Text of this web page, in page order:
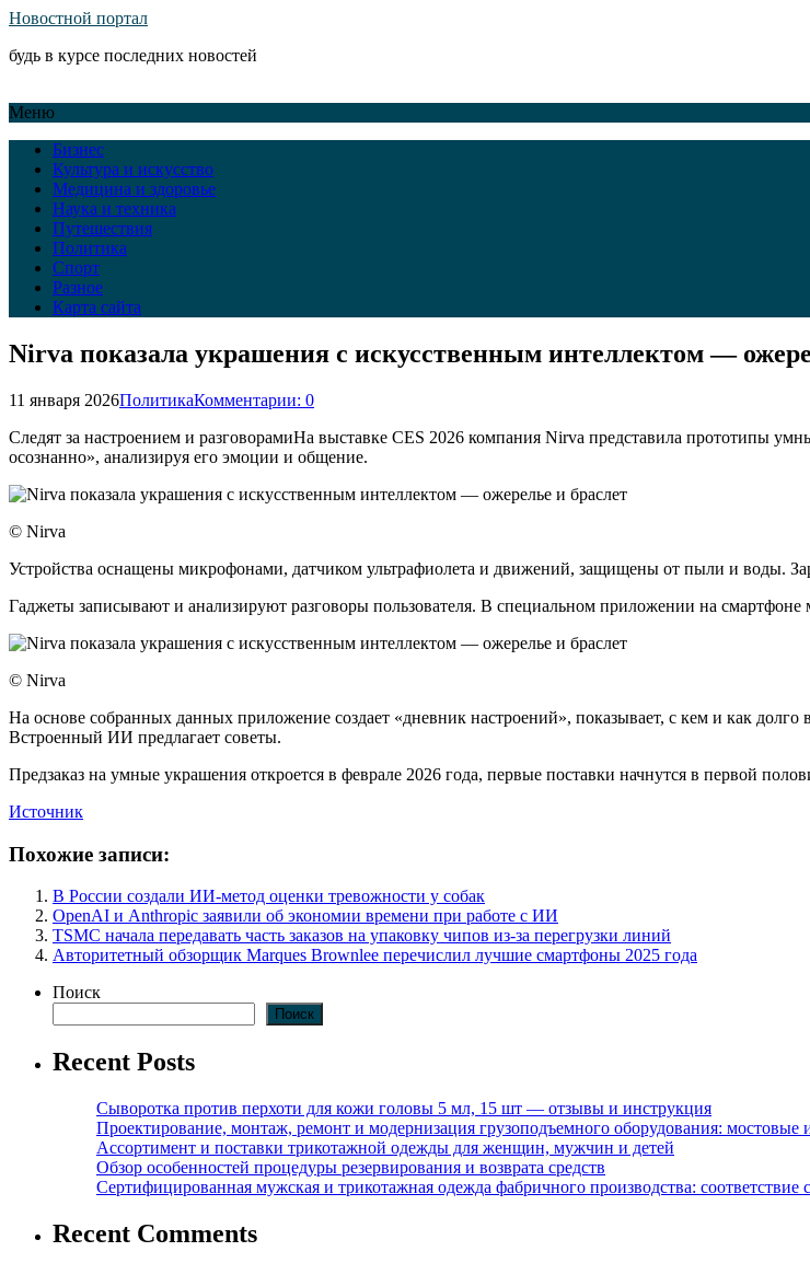
Новостной портал
будь в курсе последних новостей
Меню
Бизнес
Культура и искусство
Медицина и здоровье
Наука и техника
Путешествия
Политика
Спорт
Разное
Карта сайта
Nirva показала украшения с искусственным интеллектом —
11 января 2026ПолитикаКомментарии: 0
Следят за настроением и разговорамиНа выставке CES 2026 компания Nirva представила прототипы
осознанно», анализируя его эмоции и общение.
© Nirva
Устройства оснащены микрофонами, датчиком ультрафиолета и движений, защищены от пыли и воды.
Гаджеты записывают и анализируют разговоры пользователя. В специальном приложении на
© Nirva
На основе собранных данных приложение создает «дневник настроений», показывает, с кем и как
Встроенный ИИ предлагает советы.
Предзаказ на умные украшения откроется в феврале 2026 года, первые поставки начнутся в первой
Источник
Похожие записи:
В России создали ИИ-метод оценки тревожности у собак
OpenAI и Anthropic заявили об экономии времени при работе с ИИ
TSMC начала передавать часть заказов на упаковку чипов из-за перегрузки линий
Авторитетный обзорщик Marques Brownlee перечислил лучшие смартфоны 2025 года
Поиск
Поиск
Recent Posts
Сыворотка против перхоти для кожи головы 5 мл, 15 шт — отзывы и инструкция
Проектирование, монтаж, ремонт и модернизация грузоподъемного оборудования:
Ассортимент и поставки трикотажной одежды для женщин, мужчин и детей
Обзор особенностей процедуры резервирования и возврата средств
Сертифицированная мужская и трикотажная одежда фабричного производства: соответствие
Recent Comments